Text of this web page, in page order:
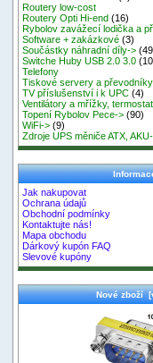
Routery low-cost
Routery Opti Hi-end (16)
Rybolov zavážecí lodička a
Software + zakázkové (3)
Součástky náhradní díly->
Switche Huby USB 2.0 3.0
Telefony
Tiskové servery a
TV příslušenství i k UPC (4)
Ventilátory a mřížky,
Topení Rybolov Pece-> (90)
WiFi-> (9)
Zdroje UPS měniče ATX,
Jak nakupovat
Ochrana údajů
Obchodní podmínky
Kontaktujte nás!
Mapa obchodu
Dárkový kupón FAQ
Slevové kupóny
Nové zboží